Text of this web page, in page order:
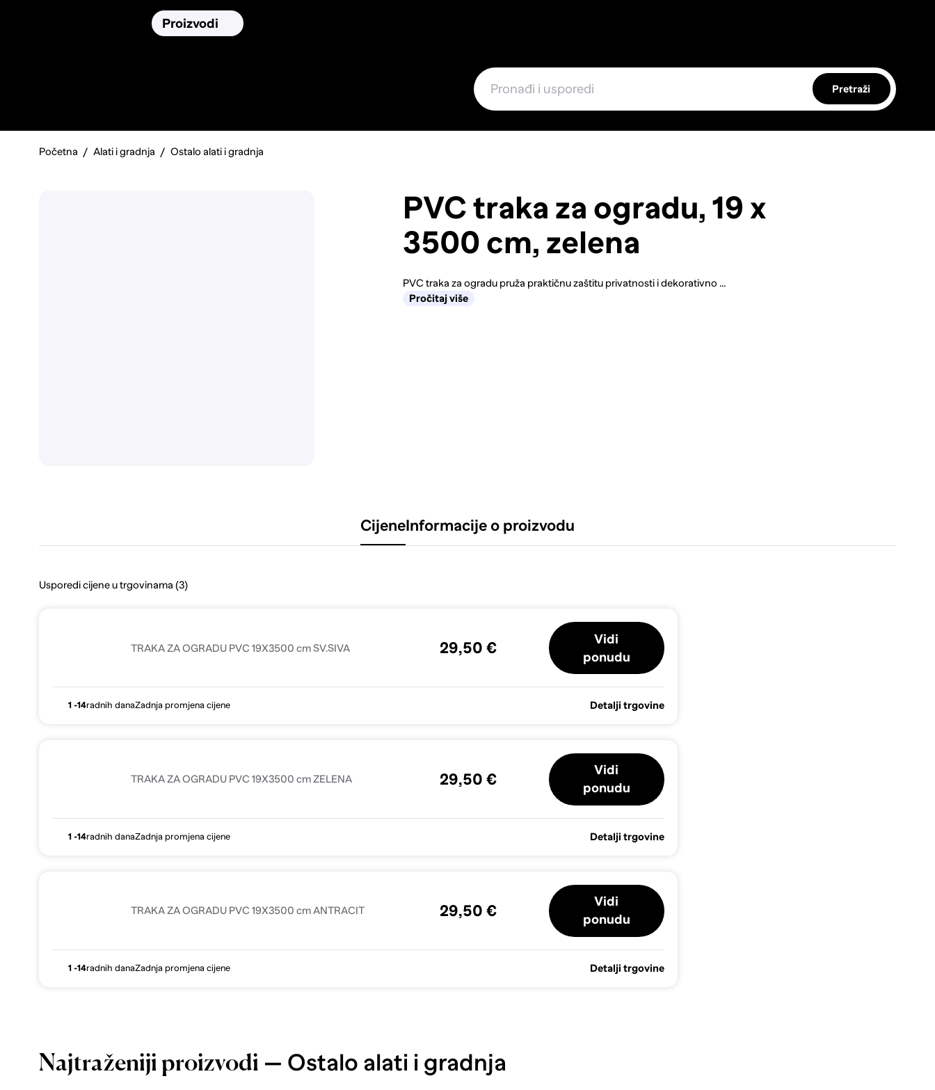
Proizvodi
Pretraži
Početna Alati i gradnja Ostalo alati i gradnja
PVC traka za ogradu, 19 x
3500 cm, zelena
PVC traka za ogradu pruža praktičnu zaštitu privatnosti i dekorativno ...
Pročitaj više
CijeneInformacije o proizvodu
Usporedi cijene u trgovinama (3)
TRAKA ZA OGRADU PVC 19X3500 cm SV.SIVA 29,50 €
Vidi
ponudu
1 -14radnih danaZadnja promjena cijene Detalji trgovine
TRAKA ZA OGRADU PVC 19X3500 cm ZELENA 29,50 €
Vidi
ponudu
1 -14radnih danaZadnja promjena cijene Detalji trgovine
TRAKA ZA OGRADU PVC 19X3500 cm ANTRACIT 29,50 €
Vidi
ponudu
1 -14radnih danaZadnja promjena cijene Detalji trgovine
Najtraženiji proizvodi — Ostalo alati i gradnja